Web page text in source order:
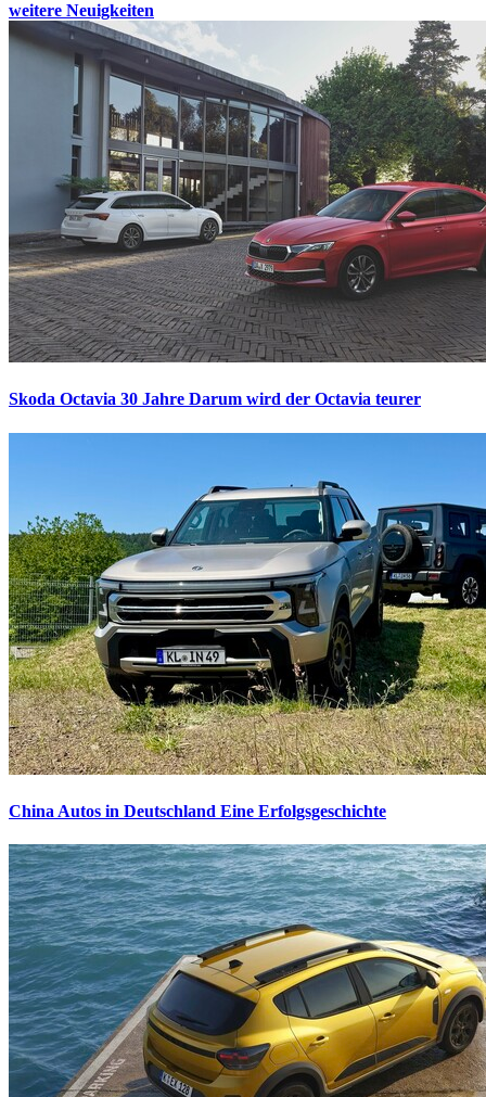
weitere Neuigkeiten
Skoda Octavia 30 Jahre Darum wird der Octavia teurer
China Autos in Deutschland Eine Erfolgsgeschichte